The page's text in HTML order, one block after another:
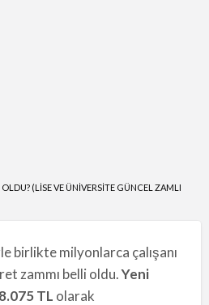
(LISE VE ÜNIVERSITE GÜNCEL ZAMLI
birlikte milyonlarca çalışanı
zammı belli oldu.Yeni
TL olarak